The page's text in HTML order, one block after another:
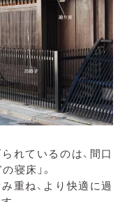
れているのは、間口
寝床」。
重ね、より快適に過